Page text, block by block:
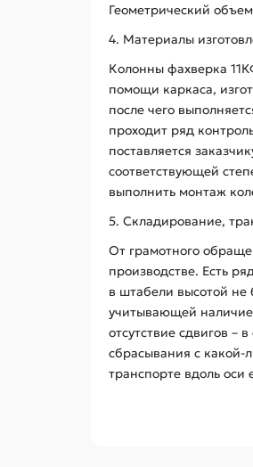
Геометрический
4. Материалы
Колонны фахверка
помощи каркаса,
после чего
проходит ряд
поставляется
соответствующей
выполнить монтаж
5. Складирование,
От грамотного
производстве. Есть
в штабели высотой не
учитывающей наличие
отсутствие сдвигов –
сбрасывания с какой-
транспорте вдоль оси